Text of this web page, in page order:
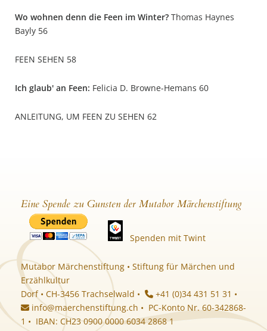
Wo wohnen denn die Feen im Winter? Thomas Haynes
Bayly 56
FEEN SEHEN 58
Ich glaub' an Feen: Felicia D. Browne-Hemans 60
ANLEITUNG, UM FEEN ZU SEHEN 62
Eine Spende zu Gunsten der Mutabor Märchenstiftung
Spenden mit Twint
Mutabor Märchenstiftung • Stiftung für Märchen und
Erzählkultur
Dorf • CH-3456 Trachselwald •
+41 (0)34 431 51 31 •
info@maerchenstiftung.ch • PC-Konto Nr. 60-342868-
1 • IBAN: CH23 0900 0000 6034 2868 1